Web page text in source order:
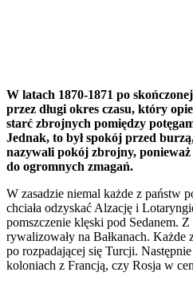
W latach 1870-1871 po
przez długi okres czasu, który
starć zbrojnych pomiędzy
Jednak, to był spokój przed
nazywali pokój zbrojny,
do ogromnych zmagań.
W zasadzie niemal każde z państw
chciała odzyskać Alzację i
pomszczenie klęski pod Sedanem.
rywalizowały na Bałkanach. Każde
po rozpadającej się Turcji.
koloniach z Francją, czy Rosja w